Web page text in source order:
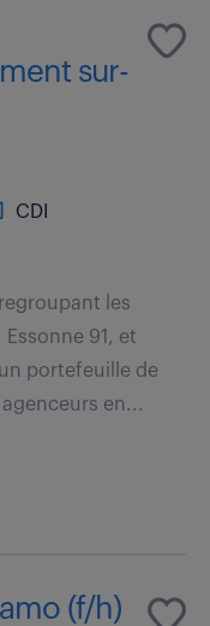
sur-
CDI
les
91, et
portefeuille de
en...
(f/h)